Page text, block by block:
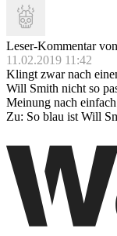
Leser-Kommentar von
11.02.2019 11:42
Klingt zwar nach
Will Smith nicht so
Meinung nach
Zu: So blau ist Will